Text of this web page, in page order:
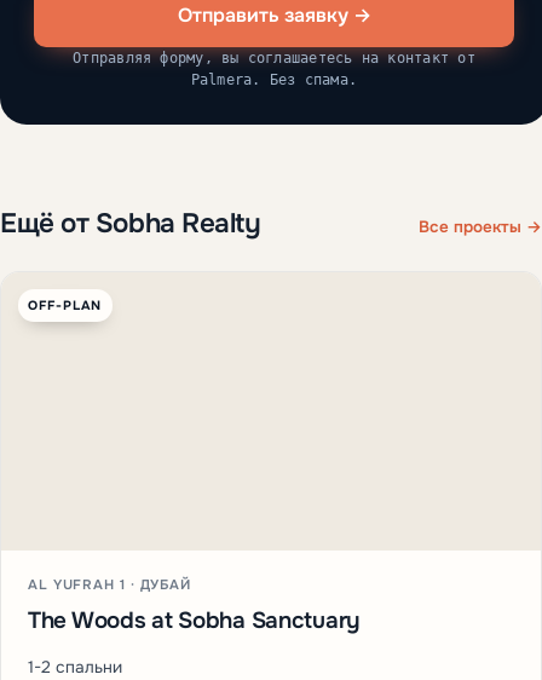
Отправить заявку →
Отправляя форму, вы соглашаетесь на контакт от
Palmera. Без спама.
Ещё от Sobha Realty Все проекты →
OFF-PLAN
AL YUFRAH 1 · ДУБАЙ
The Woods at Sobha Sanctuary
1-2 спальни